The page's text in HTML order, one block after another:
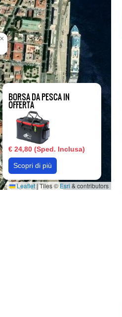
BORSA DA PESCA IN
OFFERTA
€ 24,80 (Sped. Inclusa)
Scopri di più
×
Leaflet |Tiles ©Esri & contributors